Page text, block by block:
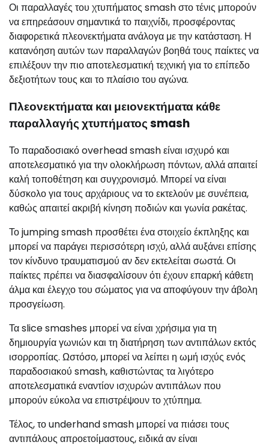
Οι παραλλαγές του χτυπήματος smash στο τένις μπορούν
να επηρεάσουν σημαντικά το παιχνίδι, προσφέροντας
διαφορετικά πλεονεκτήματα ανάλογα με την κατάσταση. Η
κατανόηση αυτών των παραλλαγών βοηθά τους παίκτες να
επιλέξουν την πιο αποτελεσματική τεχνική για το επίπεδο
δεξιοτήτων τους και το πλαίσιο του αγώνα.
Πλεονεκτήματα και μειονεκτήματα κάθε
παραλλαγής χτυπήματος smash
Το παραδοσιακό overhead smash είναι ισχυρό και
αποτελεσματικό για την ολοκλήρωση πόντων, αλλά απαιτεί
καλή τοποθέτηση και συγχρονισμό. Μπορεί να είναι
δύσκολο για τους αρχάριους να το εκτελούν με συνέπεια,
καθώς απαιτεί ακριβή κίνηση ποδιών και γωνία ρακέτας.
Το jumping smash προσθέτει ένα στοιχείο έκπληξης και
μπορεί να παράγει περισσότερη ισχύ, αλλά αυξάνει επίσης
τον κίνδυνο τραυματισμού αν δεν εκτελείται σωστά. Οι
παίκτες πρέπει να διασφαλίσουν ότι έχουν επαρκή κάθετη
άλμα και έλεγχο του σώματος για να αποφύγουν την άβολη
προσγείωση.
Τα slice smashes μπορεί να είναι χρήσιμα για τη
δημιουργία γωνιών και τη διατήρηση των αντιπάλων εκτός
ισορροπίας. Ωστόσο, μπορεί να λείπει η ωμή ισχύς ενός
παραδοσιακού smash, καθιστώντας τα λιγότερο
αποτελεσματικά εναντίον ισχυρών αντιπάλων που
μπορούν εύκολα να επιστρέψουν το χτύπημα.
Τέλος, το underhand smash μπορεί να πιάσει τους
αντιπάλους απροετοίμαστους, ειδικά αν είναι